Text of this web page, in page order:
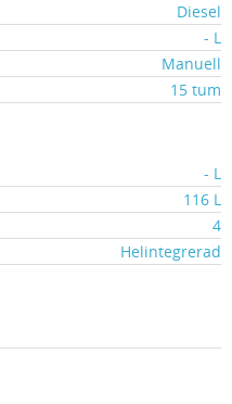
Diesel
- L
Manuell
15 tum
- L
116 L
4
Helintegrerad